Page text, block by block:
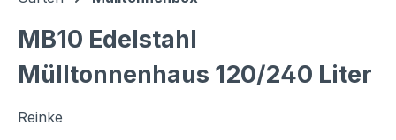
MB10 Edelstahl
Mülltonnenhaus 120/240 Liter
Reinke